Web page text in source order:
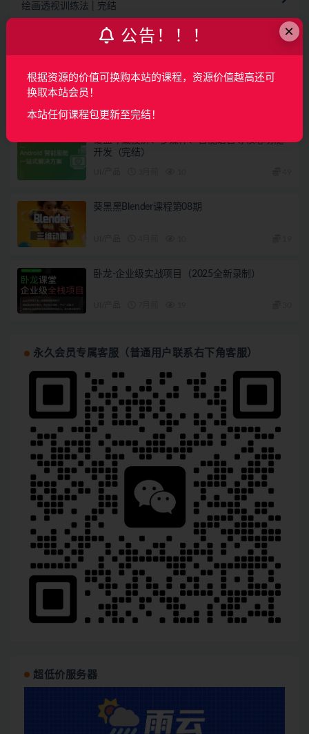
绘画透视训练法 | 完结
AI产品经理特训营（完结）
覆盖车载投屏、多媒体、智能语音等核心功能
开发（完结）
葵黑黑Blender课程第08期
卧龙-企业级实战项目（2025全新录制）
永久会员专属客服（普通用户联系右下角客服）
超低价服务器
×
公告！！！
根据资源的价值可换购本站的课程，资源价值越高还可
换取本站会员！
本站任何课程包更新至完结！